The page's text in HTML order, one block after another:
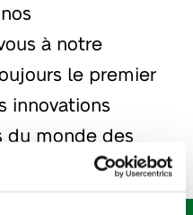
à notre
le premier
innovations
monde des